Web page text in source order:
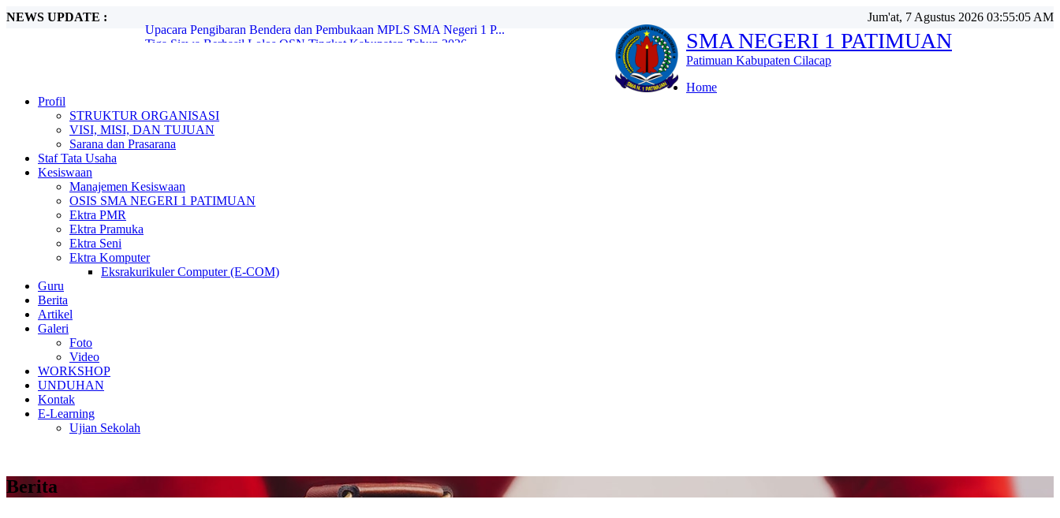
NEWS UPDATE :
Tiga Siswa Berhasil Lolos OSN Tingkat Kabupaten Tahun 2026...
FGD Komunitas Belajar Patimuan Jaya : Penguatan Kepemimpinan...
UPACARA PENGIBARAN BENDERA MERAH PUTIH SMA NEGERI 1 PATIMUAN...
UPACARA PERINGATAN HARI ANAK NASIONAL KE-42 TAHUN 2026 DI SM...
Upacara Pengibaran Bendera SMA Negeri 1 Patimuan Awali Tahun...
Jum'at, 7 Agustus 2026 03:55:07 AM
SMA NEGERI 1 PATIMUAN
Patimuan Kabupaten Cilacap
Home
Profil
STRUKTUR ORGANISASI
VISI, MISI, DAN TUJUAN
Sarana dan Prasarana
Staf Tata Usaha
Kesiswaan
Manajemen Kesiswaan
OSIS SMA NEGERI 1 PATIMUAN
Ektra PMR
Ektra Pramuka
Ektra Seni
Ektra Komputer
Eksrakurikuler Computer (E-COM)
Guru
Berita
Artikel
Galeri
Foto
Video
WORKSHOP
UNDUHAN
Kontak
E-Learning
Ujian Sekolah
Berita